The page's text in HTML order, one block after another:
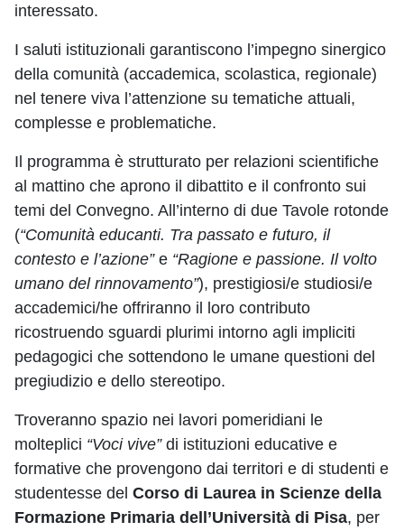
interessato.
I saluti istituzionali garantiscono l’impegno sinergico
della comunità (accademica, scolastica, regionale)
nel tenere viva l’attenzione su tematiche attuali,
complesse e problematiche.
Il programma è strutturato per relazioni scientifiche
al mattino che aprono il dibattito e il confronto sui
temi del Convegno. All’interno di due Tavole rotonde
(“Comunità educanti. Tra passato e futuro, il
contesto e l’azione”e “Ragione e passione. Il volto
umano del rinnovamento”), prestigiosi/e studiosi/e
accademici/he offriranno il loro contributo
ricostruendo sguardi plurimi intorno agli impliciti
pedagogici che sottendono le umane questioni del
pregiudizio e dello stereotipo.
Troveranno spazio nei lavori pomeridiani le
molteplici “Voci vive”di istituzioni educative e
formative che provengono dai territori e di studenti e
studentesse del Corso di Laurea in Scienze della
Formazione Primaria dell’Università di Pisa, per